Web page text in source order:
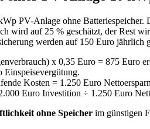
PV-Anlage ohne
wird auf 25 % geschätzt, der Rest
werden auf 150 Euro jährlich
x 0,35 Euro = 875 Euro
Kosten = 1.250 Euro
Euro Investition ÷ 1.250 Euro
ohne Speicher im günstigen